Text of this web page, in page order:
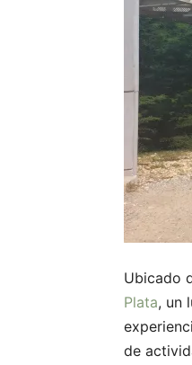
Ubicado
Plata, un
de